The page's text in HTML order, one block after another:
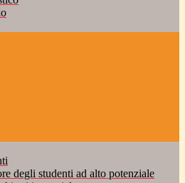
degli studenti ad alto potenziale